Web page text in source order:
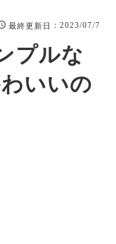
最終更新日 ：2023/07/7
プルな
いいの